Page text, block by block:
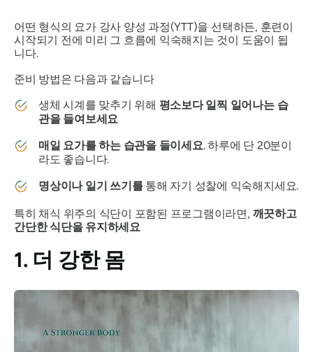
어떤 형식의 요가 강사 양성 과정(YTT)을 선택하든, 훈련이
시작되기 전에 미리 그 흐름에 익숙해지는 것이 도움이 됩
니다.
준비 방법은 다음과 같습니다
생체 시계를 맞추기 위해 평소보다 일찍 일어나는 습
관을 들여보세요
매일 요가를 하는 습관을 들이세요. 하루에 단 20분이
라도 좋습니다.
명상이나 일기 쓰기를통해 자기 성찰에 익숙해지세요.
특히 채식 위주의 식단이 포함된 프로그램이라면, 깨끗하고
간단한 식단을 유지하세요
1. 더 강한 몸